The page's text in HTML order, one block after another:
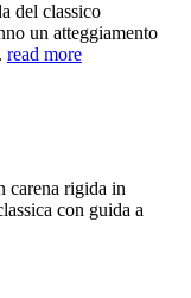
del classico
un atteggiamento
read more
carena rigida in
con guida a